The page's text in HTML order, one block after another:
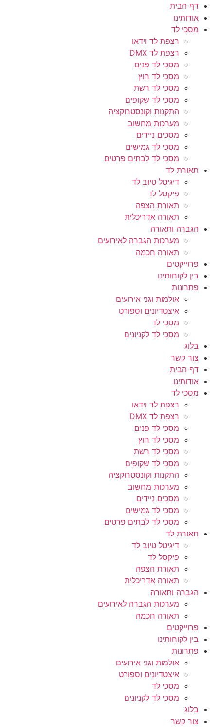
דף הבית
אודותינו
מסכי לד
רצפת לד וידאו
רצפת לד DMX
מסכי לד פנים
מסכי לד חוץ
מסכי לד רשת
מסכי לד שקופים
התקנות וקונסטרוקציה
מערכות מחשוב
מסכים ניידים
מסכי לד גמישים
מסכי לד לבתים פרטים
תאורת לד
דיגיטל טיוב לד
פיקסל לד
תאורת הצפה
תאורה אדריכלית
הגברה ותאורה
מערכות הגברה לאירועים
תאורה חכמה
פרוייקטים
בין לקוחותינו
פתרונות
אולמות וגני אירועים
איצטדיונים וספורט
מסכי לד
מסכי לד לקניונים
בלוג
צור קשר
דף הבית
אודותינו
מסכי לד
רצפת לד וידאו
רצפת לד DMX
מסכי לד פנים
מסכי לד חוץ
מסכי לד רשת
מסכי לד שקופים
התקנות וקונסטרוקציה
מערכות מחשוב
מסכים ניידים
מסכי לד גמישים
מסכי לד לבתים פרטים
תאורת לד
דיגיטל טיוב לד
פיקסל לד
תאורת הצפה
תאורה אדריכלית
הגברה ותאורה
מערכות הגברה לאירועים
תאורה חכמה
פרוייקטים
בין לקוחותינו
פתרונות
אולמות וגני אירועים
איצטדיונים וספורט
מסכי לד
מסכי לד לקניונים
בלוג
צור קשר